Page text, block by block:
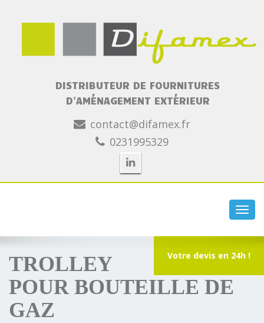
DISTRIBUTEUR DE FOURNITURES
D'AMÉNAGEMENT EXTÉRIEUR
contact@difamex.fr
0231995329
Votre devis en 24h !
TROLLEY
POUR BOUTEILLE DE
GAZ